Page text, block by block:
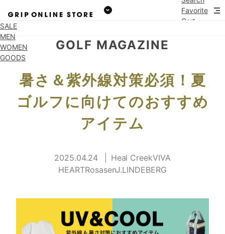
Favorite
Cart
SALE
MEN
WOMEN
GOODS
GOLF MAGAZINE
暑さ＆紫外線対策必須！夏
ゴルフに向けてのおすすめ
アイテム
2025.04.24
Heal CreekVIVA
HEARTRosasenJ.LINDEBERG